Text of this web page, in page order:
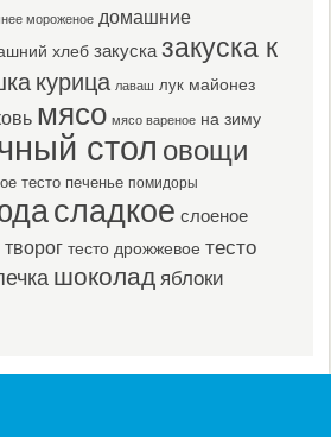
мороженое домашние
хлеб закуска закуска к
курица лаваш лук майонез
мясо мясо вареное на зиму
стол овощи
тесто печенье помидоры
сладкое слоеное
творог тесто дрожжевое тесто
шоколад яблоки